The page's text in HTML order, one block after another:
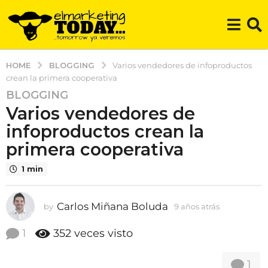
HOME BLOGGING
Varios vendedores de infoproductos
crean la primera cooperativa
9
a
ñ
o
s
a
r
á
9
BLOGGING
Varios vendedores de
infoproductos crean la
primera cooperativa
1 min
by Carlos Miñana Boluda 9 años atrás
1 352 veces visto
1